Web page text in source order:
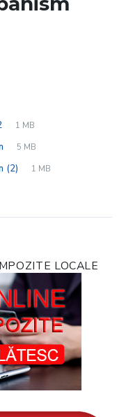
File
pdf
File
1 MB
File
pdf
File
5 MB
(2)
File
pdf
File
1 MB
LOCALE